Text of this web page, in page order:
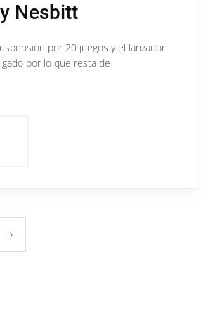
Nesbitt
por 20 juegos y el lanzador
por lo que resta de